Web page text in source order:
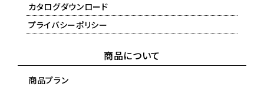
カタログダウンロード
プライバシーポリシー
商品について
商品プラン